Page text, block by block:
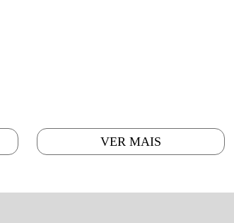
VER MAIS